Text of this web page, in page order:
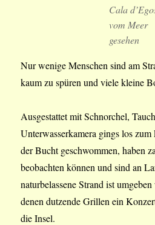
Cala
vom Meer
gesehen
Nur wenige Menschen sind am
kaum zu spüren und viele kleine
Ausgestattet mit Schnorchel,
Unterwasserkamera gings los
der Bucht geschwommen, haben
beobachten können und sind an
naturbelassene Strand ist
denen dutzende Grillen ein
die Insel.